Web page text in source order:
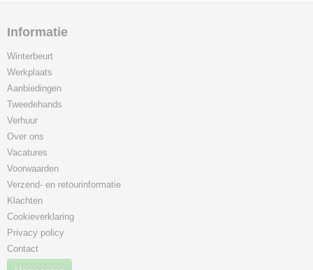
Informatie
Winterbeurt
Werkplaats
Aanbiedingen
Tweedehands
Verhuur
Over ons
Vacatures
Voorwaarden
Verzend- en retourinformatie
Klachten
Cookieverklaring
Privacy policy
Contact